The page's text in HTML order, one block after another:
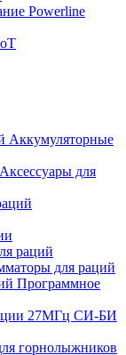
Powerline
Аккумуляторные
Аксессуары для
раций
для раций
Программное
27МГц СИ-БИ
горнолыжников